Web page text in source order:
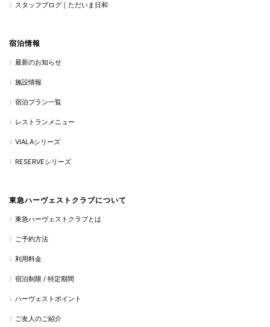
スタッフブログ｜ただいま日和
宿泊情報
最新のお知らせ
施設情報
宿泊プラン一覧
レストランメニュー
VIALAシリーズ
RESERVEシリーズ
東急ハーヴェストクラブについて
東急ハーヴェストクラブとは
ご予約方法
利用料金
宿泊制限 / 特定期間
ハーヴェストポイント
ご友人のご紹介